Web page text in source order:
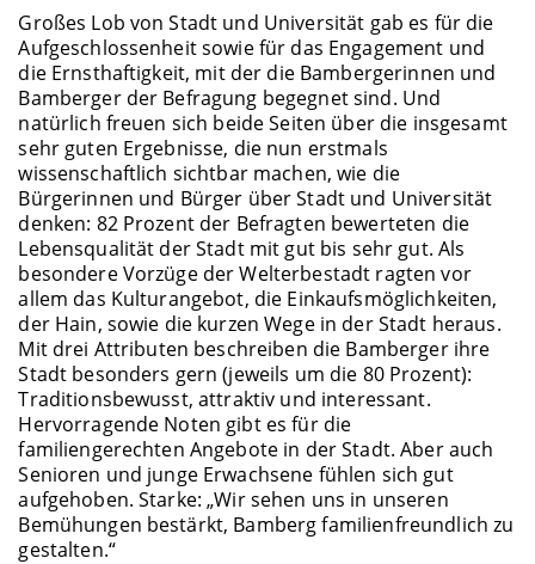
Großes Lob von Stadt und Universität gab es für die
Aufgeschlossenheit sowie für das Engagement und
die Ernsthaftigkeit, mit der die Bambergerinnen und
Bamberger der Befragung begegnet sind. Und
natürlich freuen sich beide Seiten über die insgesamt
sehr guten Ergebnisse, die nun erstmals
wissenschaftlich sichtbar machen, wie die
Bürgerinnen und Bürger über Stadt und Universität
denken: 82 Prozent der Befragten bewerteten die
Lebensqualität der Stadt mit gut bis sehr gut. Als
besondere Vorzüge der Welterbestadt ragten vor
allem das Kulturangebot, die Einkaufsmöglichkeiten,
der Hain, sowie die kurzen Wege in der Stadt heraus.
Mit drei Attributen beschreiben die Bamberger ihre
Stadt besonders gern (jeweils um die 80 Prozent):
Traditionsbewusst, attraktiv und interessant.
Hervorragende Noten gibt es für die
familiengerechten Angebote in der Stadt. Aber auch
Senioren und junge Erwachsene fühlen sich gut
aufgehoben. Starke: „Wir sehen uns in unseren
Bemühungen bestärkt, Bamberg familienfreundlich zu
gestalten.“